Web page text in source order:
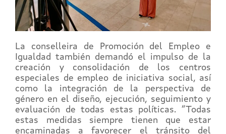
La conselleira de Promoción del Empleo e
Igualdad también demandó el impulso de la
creación y consolidación de los centros
especiales de empleo de iniciativa social, así
como la integración de la perspectiva de
género en el diseño, ejecución, seguimiento y
evaluación de todas estas políticas. “Todas
estas medidas siempre tienen que estar
encaminadas a favorecer el tránsito del